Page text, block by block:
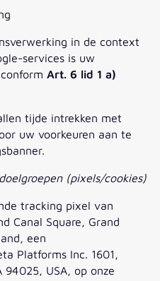
in de context
services is uw
Art. 6 lid 1 a)
tijde intrekken met
uw voorkeuren aan te
(pixels/cookies)
tracking pixel van
Canal Square, Grand
een
Platforms Inc. 1601,
94025, USA, op onze